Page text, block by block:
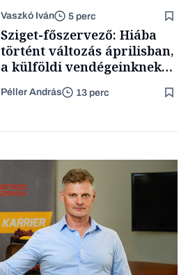
Vaszkó Iván 5 perc
Sziget-főszervező: Hiába
történt változás áprilisban,
a külföldi vendégeinknek
idő kell, hogy új képet
alakítsanak ki
Péller András 13 perc